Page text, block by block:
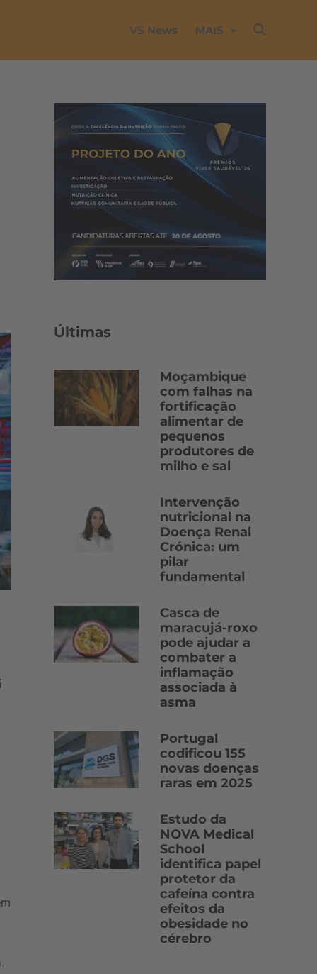
VS News MAIS
Últimas
Moçambique
com falhas na
fortificação
alimentar de
pequenos
produtores de
milho e sal
Intervenção
nutricional na
Doença Renal
Crónica: um
pilar
fundamental
Casca de
maracujá-roxo
pode ajudar a
combater a
inflamação
associada à
asma
Portugal
codificou 155
novas doenças
raras em 2025
Estudo da
NOVA Medical
School
identifica papel
protetor da
cafeína contra
efeitos da
obesidade no
cérebro